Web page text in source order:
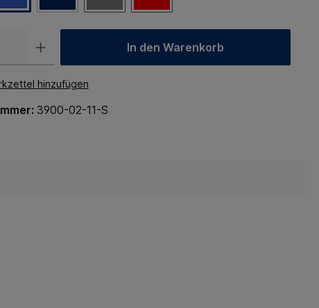
In den Warenkorb
hinzufügen
3900-02-11-S